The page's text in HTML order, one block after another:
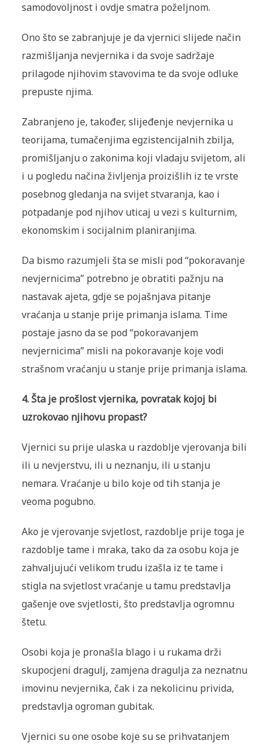
samodovoljnost i ovdje smatra poželjnom.
Ono što se zabranjuje je da vjernici slijede način
razmišljanja nevjernika i da svoje sadržaje
prilagode njihovim stavovima te da svoje odluke
prepuste njima.
Zabranjeno je, također, slijeđenje nevjernika u
teorijama, tumačenjima egzistencijalnih zbilja,
promišljanju o zakonima koji vladaju svijetom, ali
i u pogledu načina življenja proizišlih iz te vrste
posebnog gledanja na svijet stvaranja, kao i
potpadanje pod njihov uticaj u vezi s kulturnim,
ekonomskim i socijalnim planiranjima.
Da bismo razumjeli šta se misli pod “pokoravanje
nevjernicima” potrebno je obratiti pažnju na
nastavak ajeta, gdje se pojašnjava pitanje
vraćanja u stanje prije primanja islama. Time
postaje jasno da se pod “pokoravanjem
nevjernicima” misli na pokoravanje koje vodi
strašnom vraćanju u stanje prije primanja islama.
4. Šta je prošlost vjernika, povratak kojoj bi
uzrokovao njihovu propast?
Vjernici su prije ulaska u razdoblje vjerovanja bili
ili u nevjerstvu, ili u neznanju, ili u stanju
nemara. Vraćanje u bilo koje od tih stanja je
veoma pogubno.
Ako je vjerovanje svjetlost, razdoblje prije toga je
razdoblje tame i mraka, tako da za osobu koja je
zahvaljujući velikom trudu izašla iz te tame i
stigla na svjetlost vraćanje u tamu predstavlja
gašenje ove svjetlosti, što predstavlja ogromnu
štetu.
Osobi koja je pronašla blago i u rukama drži
skupocjeni dragulj, zamjena dragulja za neznatnu
imovinu nevjernika, čak i za nekolicinu privida,
predstavlja ogroman gubitak.
Vjernici su one osobe koje su se prihvatanjem